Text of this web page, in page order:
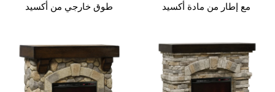
من مادة أكسيد
درجة الحرارة
طوق خارجي من أكسيد
درجة الحرارة